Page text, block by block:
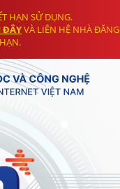
HẠN SỬ DỤNG.
ĐÂYVÀ LIÊN HỆ NHÀ ĐĂNG